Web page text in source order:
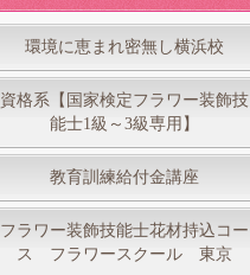
環境に恵まれ密無し横浜校
資格系【国家検定フラワー装飾技
能士1級～3級専用】
教育訓練給付金講座
フラワー装飾技能士花材持込コー
ス フラワースクール 東京